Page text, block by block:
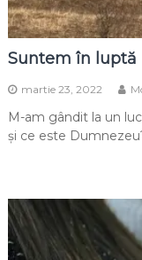
Suntem în luptă
martie 23, 2022
M-am gândit la un
și ce este